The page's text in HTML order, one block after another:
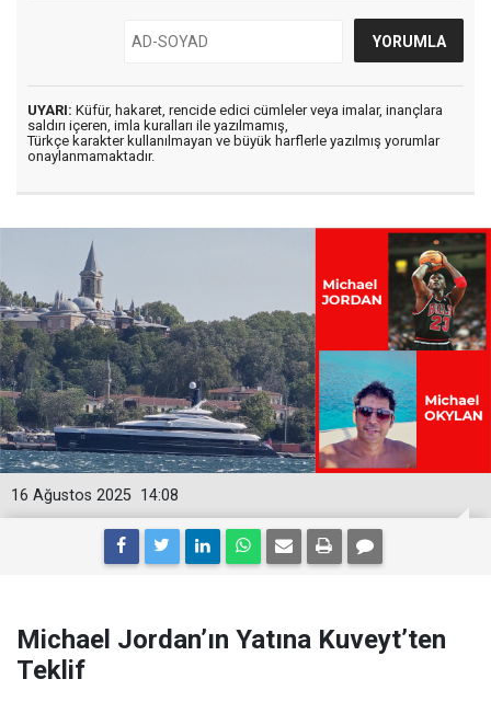
UYARI: Küfür, hakaret, rencide edici cümleler veya imalar, inançlara
saldırı içeren, imla kuralları ile yazılmamış,
Türkçe karakter kullanılmayan ve büyük harflerle yazılmış yorumlar
onaylanmamaktadır.
14:08
16 Ağustos 2025
Michael Jordan’ın Yatına Kuveyt’ten
Teklif